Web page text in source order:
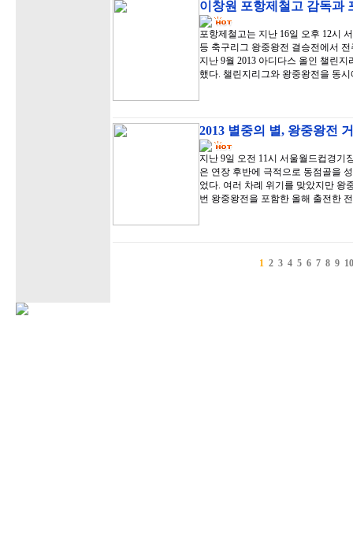
이창원 포항제철고 감독과
포항제철고는 지난 16일 오후 12시
등 축구리그 왕중왕전 결승전에서
지난 9월 2013 아디다스 올인 챌린
했다. 챌린지리그와 왕중왕전을 동
2013 별중의 별, 왕중왕전
지난 9일 오전 11시 서울월드컵경기
은 연장 후반에 극적으로 동점골을
었다. 여러 차례 위기를 맞았지만 왕
번 왕중왕전을 포함한 올해 출전한
1 2 3 4 5 6 7 8 9 10